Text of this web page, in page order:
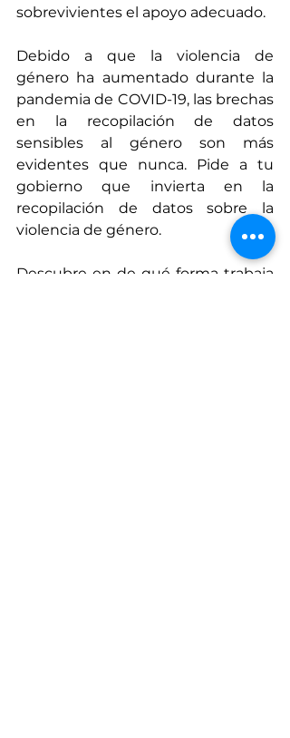
sobrevivientes el apoyo adecuado.
Debido a que la violencia de
género ha aumentado durante la
pandemia de COVID-19, las brechas
en la recopilación de datos
sensibles al género son más
evidentes que nunca. Pide a tu
gobierno que invierta en la
recopilación de datos sobre la
violencia de género.
Descubre en de qué forma trabaja